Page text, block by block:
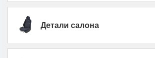
Детали салона